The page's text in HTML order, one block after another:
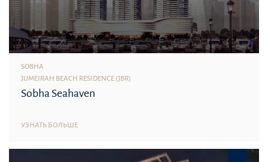
SOBHA
JUMEIRAH BEACH RESIDENCE (JBR)
Sobha Seahaven
УЗНАТЬ БОЛЬШЕ